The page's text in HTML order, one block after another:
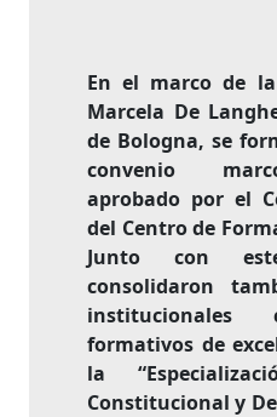
En el marco de
Marcela De
de Bologna, se
convenio
aprobado por el
del Centro de
Junto con
consolidaron
institucionales
formativos de
la
Constitucional y